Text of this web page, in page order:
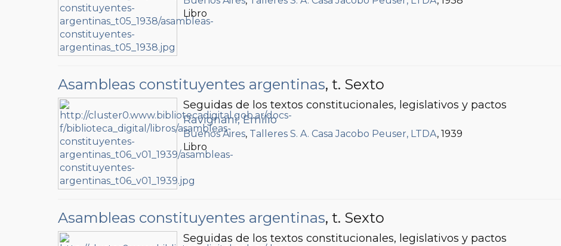
Libro
Asambleas constituyentes argentinas, t. Sexto
Seguidas de los textos constitucionales, legislativos y pactos
Ravignani, Emilio
Buenos Aires, Talleres S. A. Casa Jacobo Peuser, LTDA, 1939
Libro
Asambleas constituyentes argentinas, t. Sexto
Seguidas de los textos constitucionales, legislativos y pactos